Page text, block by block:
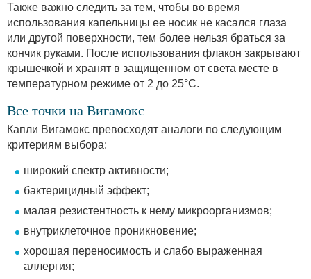
Также важно следить за тем, чтобы во время
использования капельницы ее носик не касался глаза
или другой поверхности, тем более нельзя браться за
кончик руками. После использования флакон закрывают
крышечкой и хранят в защищенном от света месте в
температурном режиме от 2 до 25°С.
Все точки на Вигамокс
Капли Вигамокс превосходят аналоги по следующим
критериям выбора:
широкий спектр активности;
бактерицидный эффект;
малая резистентность к нему микроорганизмов;
внутриклеточное проникновение;
хорошая переносимость и слабо выраженная
аллергия;